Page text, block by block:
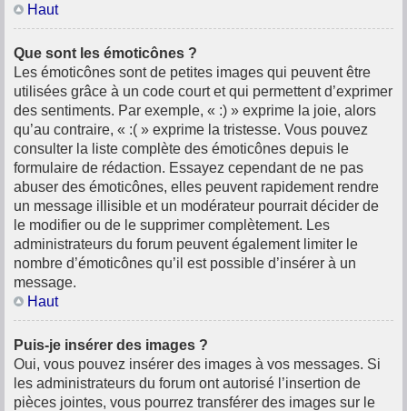
Haut
Que sont les émoticônes ?
Les émoticônes sont de petites images qui peuvent être
utilisées grâce à un code court et qui permettent d’exprimer
des sentiments. Par exemple, « :) » exprime la joie, alors
qu’au contraire, « :( » exprime la tristesse. Vous pouvez
consulter la liste complète des émoticônes depuis le
formulaire de rédaction. Essayez cependant de ne pas
abuser des émoticônes, elles peuvent rapidement rendre
un message illisible et un modérateur pourrait décider de
le modifier ou de le supprimer complètement. Les
administrateurs du forum peuvent également limiter le
nombre d’émoticônes qu’il est possible d’insérer à un
message.
Haut
Puis-je insérer des images ?
Oui, vous pouvez insérer des images à vos messages. Si
les administrateurs du forum ont autorisé l’insertion de
pièces jointes, vous pourrez transférer des images sur le